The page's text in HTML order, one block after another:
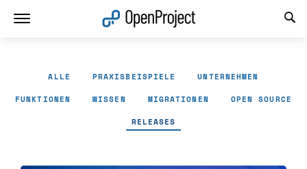
ALLE PRAXISBEISPIELE UNTERNEHMEN
FUNKTIONEN WISSEN MIGRATIONEN OPEN SOURCE
RELEASES
Link in neuem Tab öffnen